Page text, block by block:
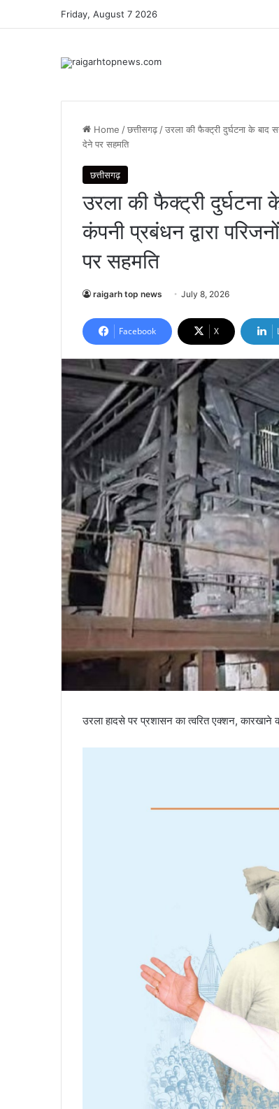
Friday, August 7 2026
Home /छत्तीसगढ़ /उरला की फैक्ट्री दुर्घटना के बाद
देने पर सहमति
छत्तीसगढ़
उरला की फैक्ट्री दुर्घटना
कंपनी प्रबंधन द्वारा
पर सहमति
raigarh top news July 8, 2026
Facebook X
उरला हादसे पर प्रशासन का त्वरित एक्शन, कारखाने की